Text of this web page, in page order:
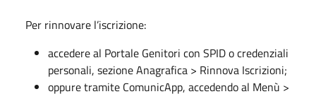
Per rinnovare l’iscrizione:
accedere al Portale Genitori con SPID o credenziali
personali, sezione Anagrafica > Rinnova Iscrizioni;
oppure tramite ComunicApp, accedendo al Menù >